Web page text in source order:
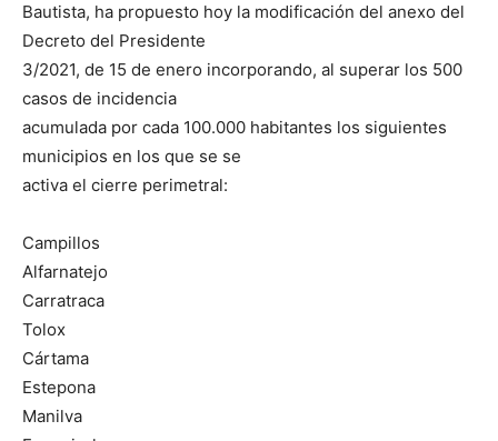
Bautista, ha propuesto hoy la modificación del anexo del
Decreto del Presidente
3/2021, de 15 de enero incorporando, al superar los 500
casos de incidencia
acumulada por cada 100.000 habitantes los siguientes
municipios en los que se se
activa el cierre perimetral:
Campillos
Alfarnatejo
Carratraca
Tolox
Cártama
Estepona
Manilva